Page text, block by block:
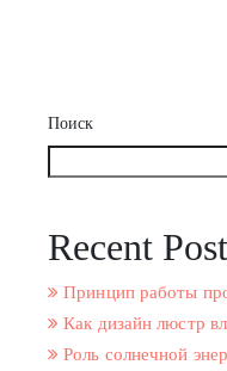
Поиск
Recent
Принцип работы
Как дизайн люстр
Роль солнечной